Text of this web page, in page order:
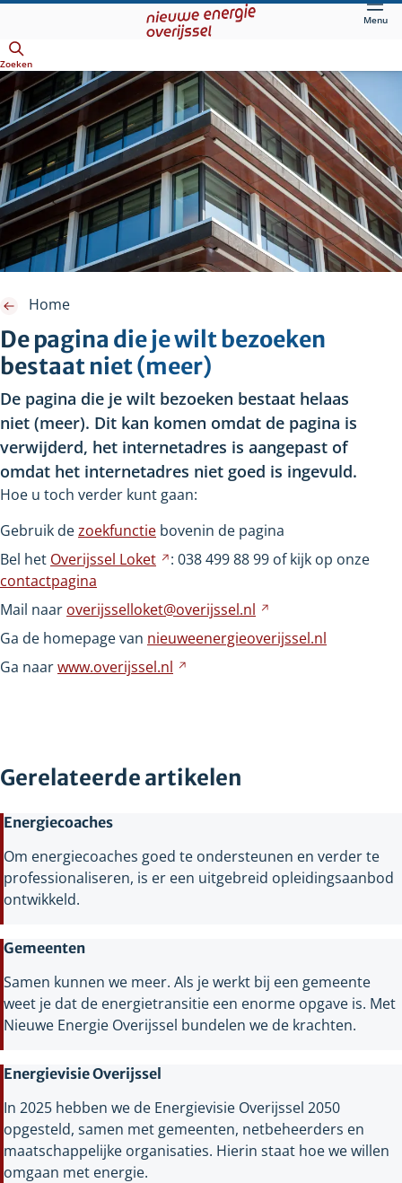
hoofdinhoud
Menu
Zoeken
De pagina die je wilt bezoeken
bestaat niet (meer)
Home
De pagina die je wilt bezoeken bestaat helaas
niet (meer). Dit kan komen omdat de pagina is
verwijderd, het internetadres is aangepast of
omdat het internetadres niet goed is ingevuld.
Hoe u toch verder kunt gaan:
Gebruik dezoekfunctie bovenin de pagina
Bel het Overijssel Loket
Verwijst
een
andere
website
: 0384998899 of kijk op onze
contactpagina
Mail naar overijsselloket@overijssel.nl
naar
een
Ga de homepage van nieuweenergieoverijssel.nl
Ga naarwww.overijssel.nl
Gerelateerde artikelen
Energiecoaches
Om energiecoaches goed te ondersteunen en verder te
professionaliseren, is er een uitgebreid opleidingsaanbod
ontwikkeld.
Gemeenten
Samen kunnen we meer. Als je werkt bij een gemeente
weet je dat de energietransitie een enorme opgave is. Met
Nieuwe Energie Overijssel bundelen we de krachten.
Energievisie Overijssel
In 2025 hebben we de Energievisie Overijssel 2050
opgesteld, samen met gemeenten, netbeheerders en
maatschappelijke organisaties. Hierin staat hoe we willen
omgaan met energie.